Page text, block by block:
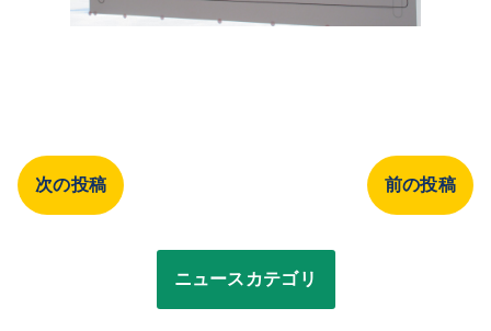
次の投稿 前の投稿
ニュースカテゴリ